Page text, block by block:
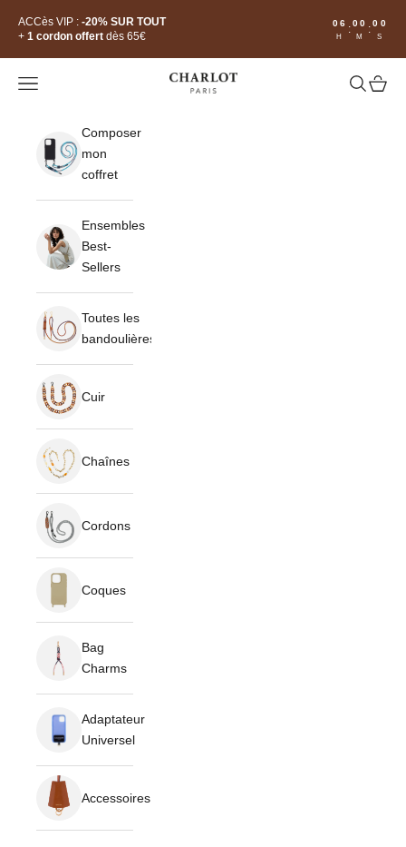
ACCès VIP : -20% SUR TOUT
+ 1 cordon offert dès 65€
06
H
:00
M
:00
S
CHARLOT · Paris
Ouvrir la navigation Ouvrir la
Voir
Composer
mon
coffret
Ensembles
Best-
Sellers
Toutes les
bandoulières
Cuir
Chaînes
Cordons
Coques
Bag
Charms
Adaptateur
Universel
Accessoires